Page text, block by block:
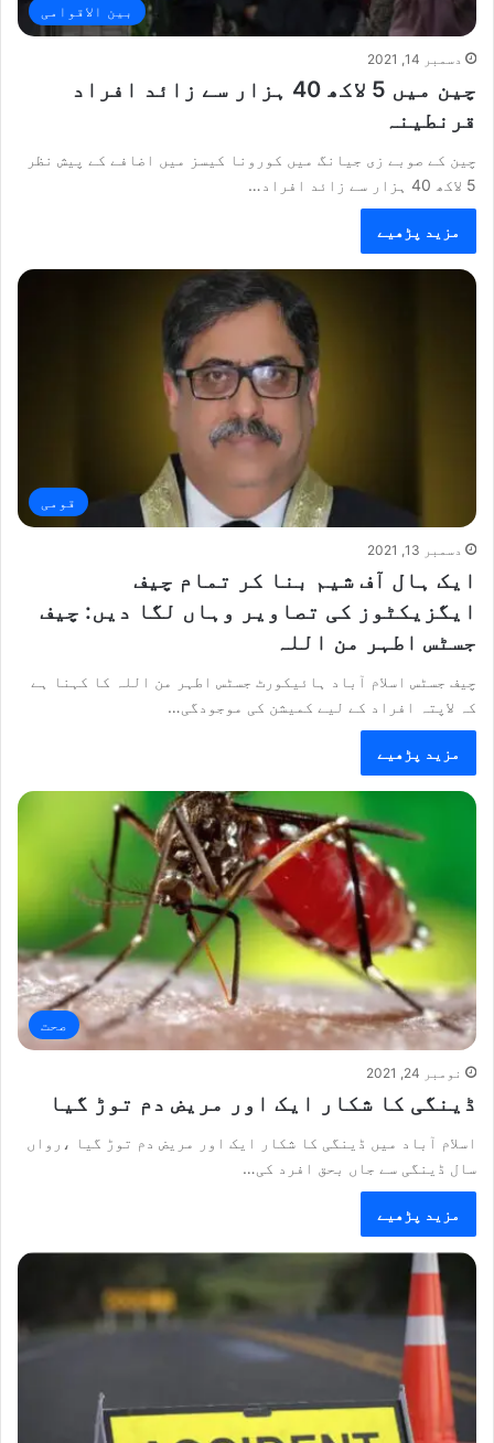
بین الاقوامی
دسمبر 14, 2021
چین میں 5 لاکھ 40 ہزار سے زائد افراد
قرنطینہ
چین کے صوبے زی جیانگ میں کورونا کیسز میں اضافے کے پیش نظر
5 لاکھ 40 ہزار سے زائد افراد…
مزید پڑھیے
قومی
دسمبر 13, 2021
ایک ہال آف شیم بنا کر تمام چیف
ایگزیکٹوز کی تصاویر وہاں لگا دیں: چیف
جسٹس اطہر من اللہ
چیف جسٹس اسلام آباد ہائیکورٹ جسٹس اطہر من اللہ کا کہنا ہے
کہ لاپتہ افراد کے لیے کمیشن کی موجودگی…
مزید پڑھیے
صحت
نومبر 24, 2021
ڈینگی کا شکار ایک اور مریض دم توڑ گیا
اسلام آباد میں ڈینگی کا شکار ایک اور مریض دم توڑ گیا ،رواں
سال ڈینگی سے جاں بحق افرد کی…
مزید پڑھیے